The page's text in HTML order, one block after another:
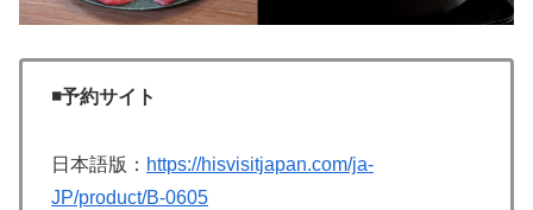
◾️予約サイト
日本語版： https://hisvisitjapan.com/ja-
JP/product/B-0605